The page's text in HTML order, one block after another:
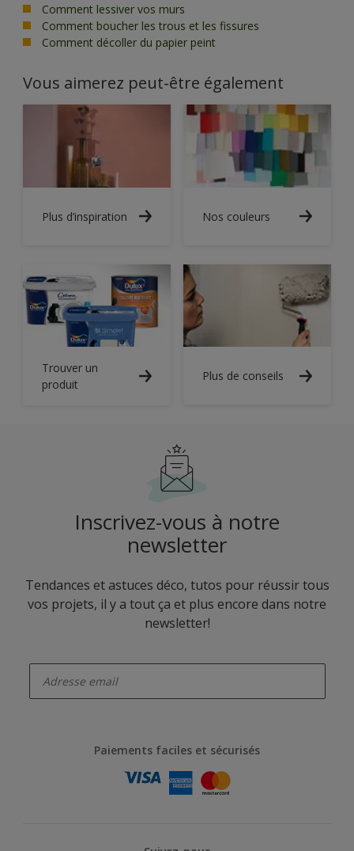
Comment lessiver vos murs
Comment boucher les trous et les fissures
Comment décoller du papier peint
Vous aimerez peut-être également
Plus d’inspiration Nos couleurs
Trouver un
produit
Plus de conseils
Inscrivez-vous à notre
newsletter
Tendances et astuces déco, tutos pour réussir tous
vos projets, il y a tout ça et plus encore dans notre
newsletter!
Paiements faciles et sécurisés